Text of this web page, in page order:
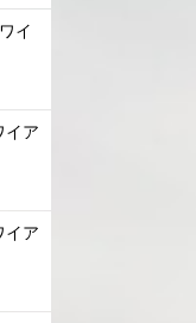
イ
イア
イア